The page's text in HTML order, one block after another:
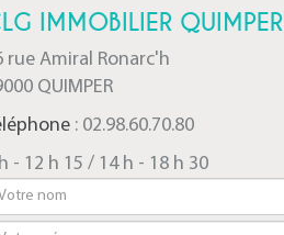
IMMOBILIER QUIMPER
rue Amiral Ronarc'h
QUIMPER
: 02.98.60.70.80
- 12 h 15 / 14 h - 18 h 30